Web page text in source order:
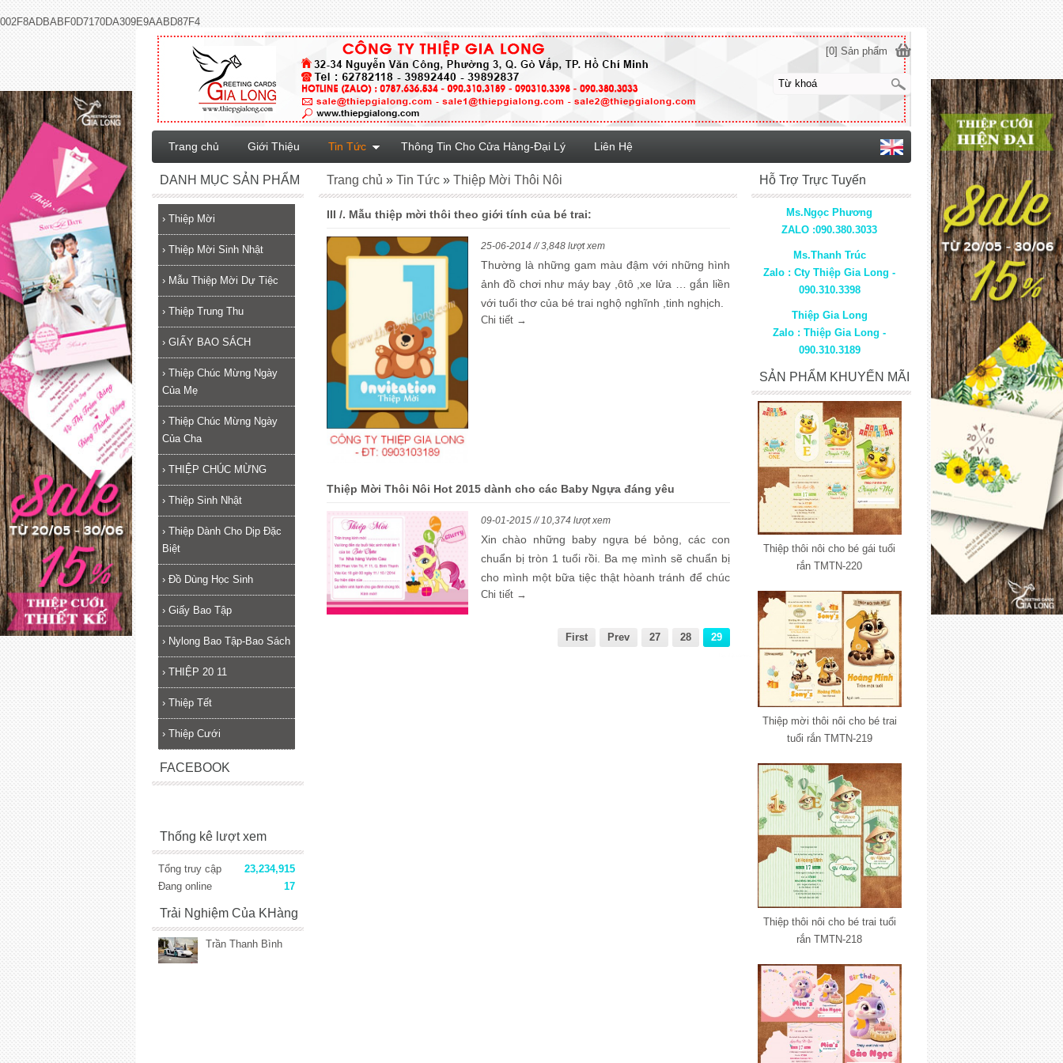
002F8ADBABF0D7170DA309E9AABD87F4
III /. Mẫu thiệp mời thôi theo giới tính của bé trai:
25-06-2014 // 3,848 lượt xem
Thường là những gam màu đậm với những hình
ảnh đồ chơi như máy bay ,ôtô ,xe lửa … gắn liền
với tuổi thơ của bé trai nghộ nghĩnh ,tinh nghịch.
Chi tiết →
Thiệp Mời Thôi Nôi Hot 2015 dành cho các Baby Ngựa đáng yêu
09-01-2015 // 10,374 lượt xem
Xin chào những baby ngựa bé bỏng, các con
chuẩn bị tròn 1 tuổi rồi. Ba mẹ mình sẽ chuẩn bị
cho mình một bữa tiệc thật hòanh tránh để chúc
mừng những chú ngựa bé bỏng được tròn 1 tuổi.
ngựa lớn một chút vì từ khi con sinh ra nhỏ xíu
Chi tiết →
First Prev 27 28 29
Trang chủ »Tin Tức »Thiệp Mời Thôi Nôi Hỗ Trợ Trực Tuyến
Ms.Ngọc Phương
ZALO :090.380.3033
Ms.Thanh Trúc
Zalo : Cty Thiệp Gia Long -
090.310.3398
Thiệp Gia Long
Zalo : Thiệp Gia Long -
090.310.3189
SẢN PHẨM KHUYẾN MÃI
Thiệp thôi nôi cho bé gái tuổi
rắn TMTN-220
Thiệp mời thôi nôi cho bé trai
tuổi rắn TMTN-219
Thiệp thôi nôi cho bé trai tuổi
rắn TMTN-218
DANH MỤC SẢN PHẨM
› Thiệp Mời
› Thiệp Mời Sinh Nhật
› Mẫu Thiệp Mời Dự Tiệc
› Thiệp Trung Thu
› GIẤY BAO SÁCH
› Thiệp Chúc Mừng Ngày
Của Mẹ
› Thiệp Chúc Mừng Ngày
Của Cha
› THIỆP CHÚC MỪNG
› Thiệp Sinh Nhật
› Thiệp Dành Cho Dịp Đặc
Biệt
› Đồ Dùng Học Sinh
› Giấy Bao Tập
› Nylong Bao Tập-Bao Sách
› THIỆP 20 11
› Thiệp Tết
› Thiệp Cưới
FACEBOOK
Thống kê lượt xem
Tổng truy cập
23,234,915
Đang online
17
Trải Nghiệm Của KHàng
Trần Thanh Bình
[0] Sản phẩm
Trang chủ Giới Thiệu Tin Tức Thông Tin Cho Cửa Hàng-Đại Lý Liên Hệ